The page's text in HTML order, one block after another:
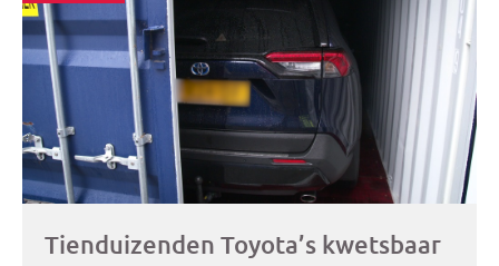
Tienduizenden Toyota’s kwetsbaar